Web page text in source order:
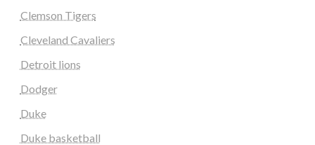
Clemson Tigers
Cleveland Cavaliers
Detroit lions
Dodger
Duke
Duke basketball